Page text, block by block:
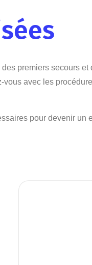
premiers secours
vous avec les
pour devenir un